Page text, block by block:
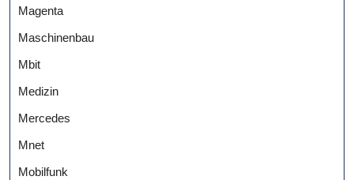
Magenta
Maschinenbau
Mbit
Medizin
Mercedes
Mnet
Mobilfunk